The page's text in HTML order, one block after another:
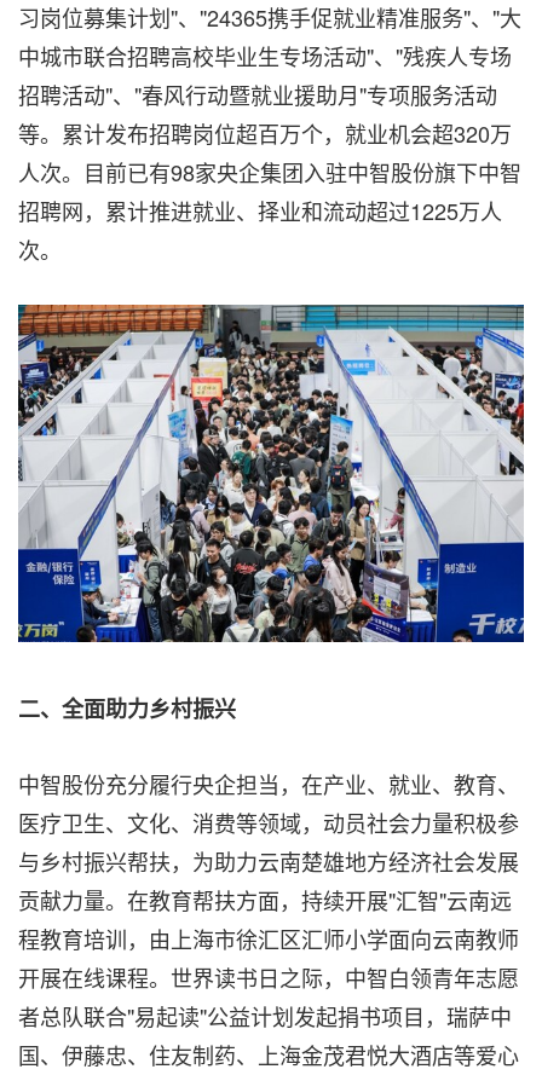
习岗位募集计划"、"24365携手促就业精准服务"、"大
中城市联合招聘高校毕业生专场活动"、"残疾人专场
招聘活动"、"春风行动暨就业援助月"专项服务活动
等。累计发布招聘岗位超百万个，就业机会超320万
人次。目前已有98家央企集团入驻中智股份旗下中智
招聘网，累计推进就业、择业和流动超过1225万人
次。
二、全面助力乡村振兴
中智股份充分履行央企担当，在产业、就业、教育、
医疗卫生、文化、消费等领域，动员社会力量积极参
与乡村振兴帮扶，为助力云南楚雄地方经济社会发展
贡献力量。在教育帮扶方面，持续开展"汇智"云南远
程教育培训，由上海市徐汇区汇师小学面向云南教师
开展在线课程。世界读书日之际，中智白领青年志愿
者总队联合"易起读"公益计划发起捐书项目，瑞萨中
国、伊藤忠、住友制药、上海金茂君悦大酒店等爱心